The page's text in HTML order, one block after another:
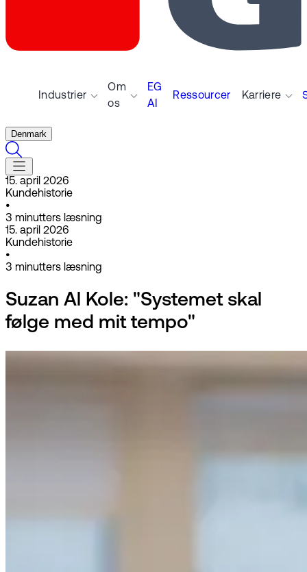
Industrier
Om
os
EG
AI
Ressourcer Karriere
Denmark
15. april 2026
Kundehistorie
•
3 minutters læsning
15. april 2026
Kundehistorie
•
3 minutters læsning
Suzan Al Kole: "Systemet skal
følge med mit tempo"